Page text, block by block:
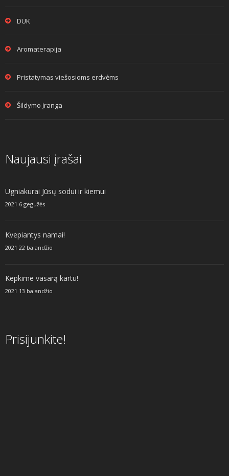
DUK
Aromaterapija
Pristatymas viešosioms erdvėms
Šildymo įranga
Naujausi įrašai
Ugniakurai Jūsų sodui ir kiemui
2021 6 gegužės
Kvepiantys namai!
2021 22 balandžio
Kepkime vasarą kartu!
2021 13 balandžio
Prisijunkite!